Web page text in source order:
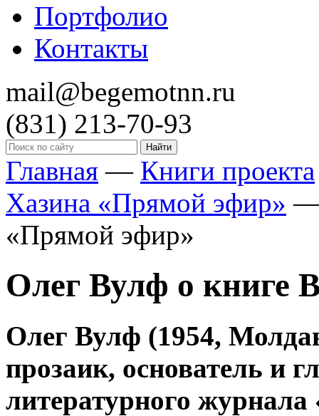
Портфолио
Контакты
mail@begemotnn.ru
(831) 213-70-93
Главная — Книги проекта
Хазина «Прямой эфир»
«Прямой эфир»
Олег Вулф о книге
Олег Вулф (1954,
прозаик, основатель и
литературного